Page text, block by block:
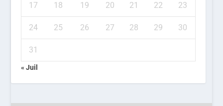
17 18 19 20 21 22 23
24 25 26 27 28 29 30
31
« Juil